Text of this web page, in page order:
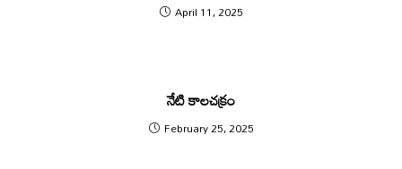
April 11, 2025
నేటి కాలచక్రం
February 25, 2025